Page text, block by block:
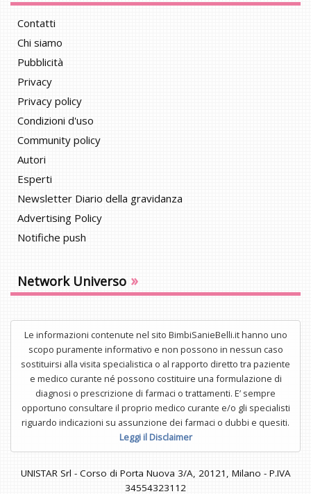
Contatti
Chi siamo
Pubblicità
Privacy
Privacy policy
Condizioni d'uso
Community policy
Autori
Esperti
Newsletter Diario della gravidanza
Advertising Policy
Notifiche push
Network Universo »
Le informazioni contenute nel sito BimbiSanieBelli.it hanno uno
scopo puramente informativo e non possono in nessun caso
sostituirsi alla visita specialistica o al rapporto diretto tra paziente
e medico curante né possono costituire una formulazione di
diagnosi o prescrizione di farmaci o trattamenti. E’ sempre
opportuno consultare il proprio medico curante e/o gli specialisti
riguardo indicazioni su assunzione dei farmaci o dubbi e quesiti.
Leggi il Disclaimer
UNISTAR Srl - Corso di Porta Nuova 3/A, 20121, Milano - P.IVA
34554323112